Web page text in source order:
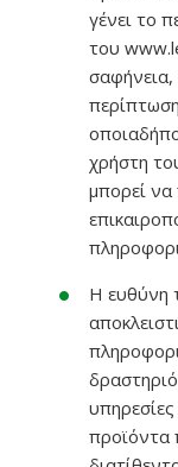
γένει το
του
σαφήνεια,
χρήστη
μπορεί
Η ευθύνη
προϊόντα